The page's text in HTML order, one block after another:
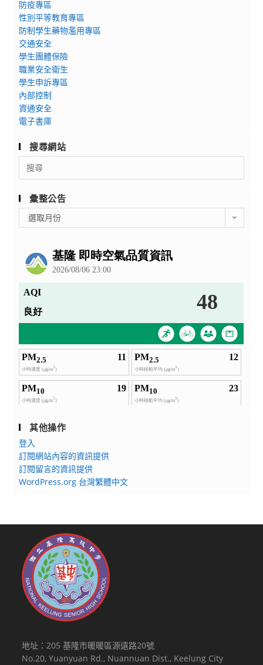
防疫專區
性別平等教育專區
防制學生藥物濫用專區
交通安全
學生團體保險
職業安全衛生
學生申訴專區
內部控制
資通安全
電子書庫
搜尋網站
Search
for:
彙整公告
整
選取月份
其他操作
登入
訂閱網站內容的資訊提供
訂閱留言的資訊提供
WordPress.org 台灣繁體中文
地址：205 基隆市暖暖區源遠路20號
No.20, Yuanyuan Rd., Nuannuan Dist., Keelung City